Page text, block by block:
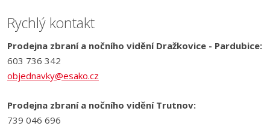
Rychlý kontakt
Prodejna zbraní a nočního vidění Dražkovice - Pardubice:
603 736 342
objednavky@esako.cz
Prodejna zbraní a nočního vidění Trutnov:
739 046 696